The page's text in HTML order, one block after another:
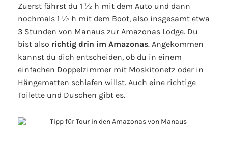
Zuerst fährst du 1 ½ h mit dem Auto und dann
nochmals 1 ½ h mit dem Boot, also insgesamt etwa
3 Stunden von Manaus zur Amazonas Lodge. Du
bist also richtig drin im Amazonas. Angekommen
kannst du dich entscheiden, ob du in einem
einfachen Doppelzimmer mit Moskitonetz oder in
Hängematten schlafen willst. Auch eine richtige
Toilette und Duschen gibt es.